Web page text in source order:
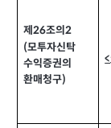
제26조의2
(모투자신탁
수익증권의
환매청구)
<